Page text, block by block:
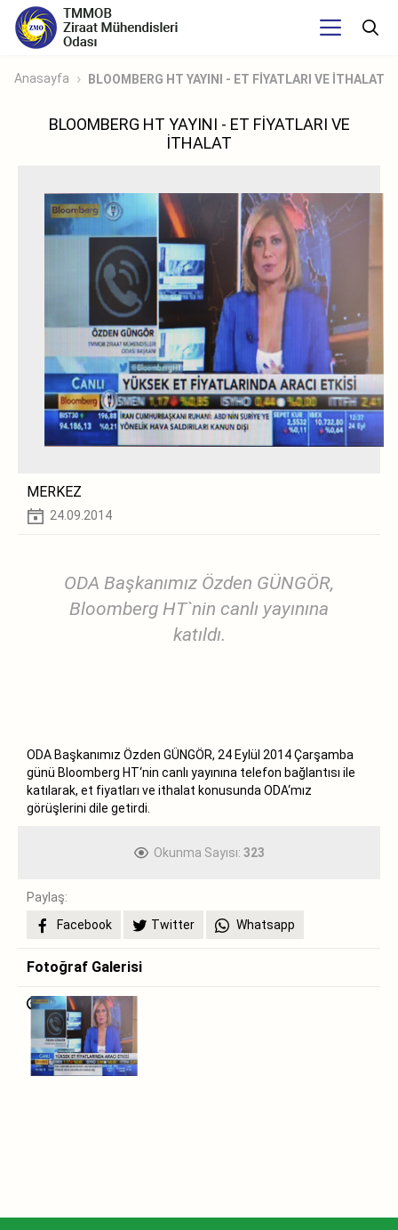
Anasayfa BLOOMBERG HT YAYINI - ET FİYATLARI VE İTHALAT
BLOOMBERG HT YAYINI - ET FİYATLARI VE
İTHALAT
MERKEZ
24.09.2014
ODA Başkanımız Özden GÜNGÖR,
Bloomberg HT`nin canlı yayınına
katıldı.
ODA Başkanımız Özden GÜNGÖR, 24 Eylül 2014 Çarşamba
günü Bloomberg HT‘nin canlı yayınına telefon bağlantısı ile
katılarak, et fiyatları ve ithalat konusunda ODA‘mız
görüşlerini dile getirdi.
Okunma Sayısı: 323
Paylaş:
Facebook
Twitter Whatsapp
Fotoğraf Galerisi